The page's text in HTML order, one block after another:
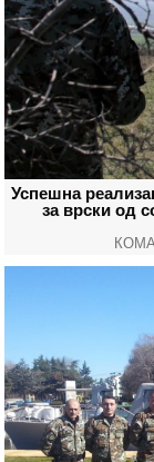
Успешна
за врски од